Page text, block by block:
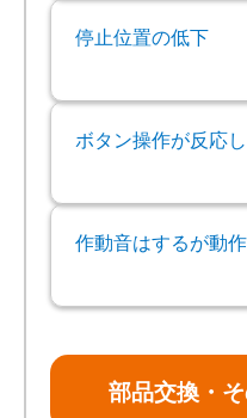
停止位置の低下
ボタン操作が反応
作動音はするが動
部品交換・